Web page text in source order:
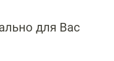
для Вас